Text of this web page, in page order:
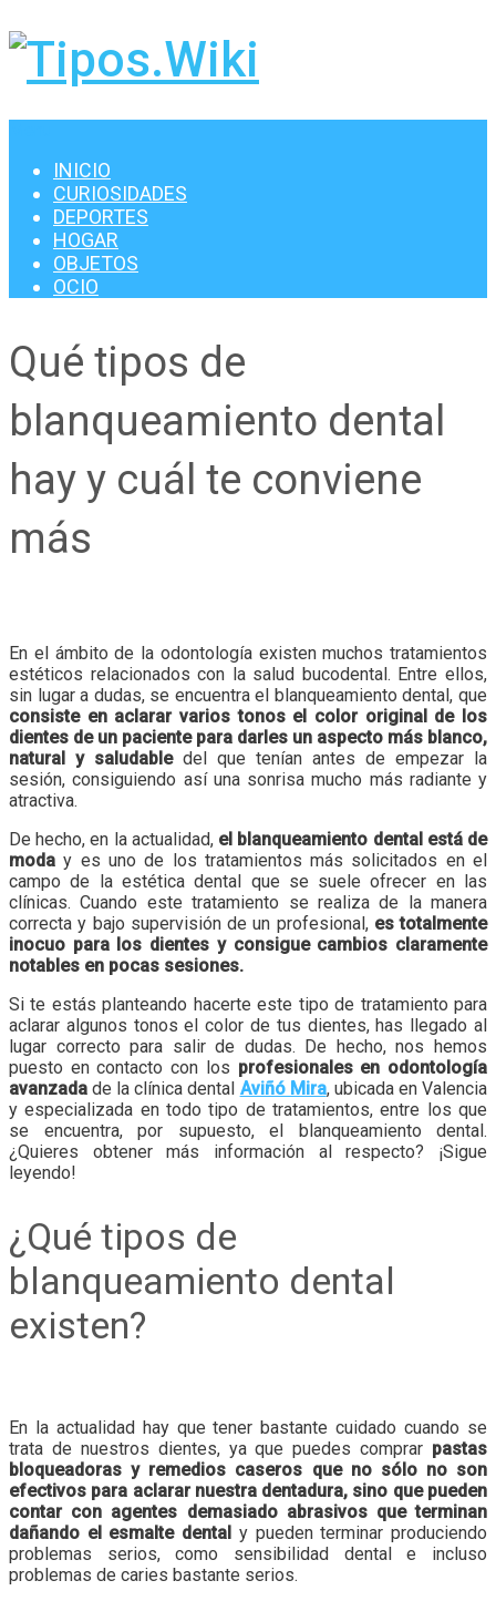
INICIO
CURIOSIDADES
DEPORTES
HOGAR
OBJETOS
OCIO
Qué tipos de
blanqueamiento dental
hay y cuál te conviene
más
En el ámbito de la odontología existen muchos tratamientos
estéticos relacionados con la salud bucodental. Entre ellos,
sin lugar a dudas, se encuentra el blanqueamiento dental, que
consiste en aclarar varios tonos el color original de los
dientes de un paciente para darles un aspecto más blanco,
natural y saludable del que tenían antes de empezar la
sesión, consiguiendo así una sonrisa mucho más radiante y
atractiva.
De hecho, en la actualidad,el blanqueamiento dental está de
moday es uno de los tratamientos más solicitados en el
campo de la estética dental que se suele ofrecer en las
clínicas. Cuando este tratamiento se realiza de la manera
correcta y bajo supervisión de un profesional, es totalmente
inocuo para los dientes y consigue cambios claramente
notables en pocas sesiones.
Si te estás planteando hacerte este tipo de tratamiento para
aclarar algunos tonos el color de tus dientes, has llegado al
lugar correcto para salir de dudas. De hecho, nos hemos
puesto en contacto con los profesionales en odontología
avanzada de la clínica dental Aviñó Mira, ubicada en Valencia
y especializada en todo tipo de tratamientos, entre los que
se encuentra, por supuesto, el blanqueamiento dental.
¿Quieres obtener más información al respecto? ¡Sigue
leyendo!
¿Qué tipos de
blanqueamiento dental
existen?
En la actualidad hay que tener bastante cuidado cuando se
trata de nuestros dientes, ya que puedes comprar pastas
bloqueadoras y remedios caseros que no sólo no son
efectivos para aclarar nuestra dentadura, sino que pueden
contar con agentes demasiado abrasivos que terminan
dañando el esmalte dental y pueden terminar produciendo
problemas serios, como sensibilidad dental e incluso
problemas de caries bastante serios.